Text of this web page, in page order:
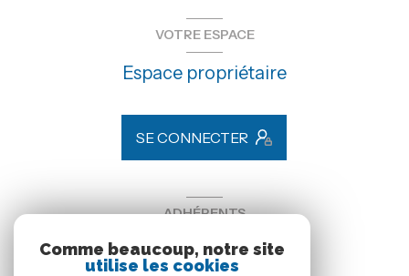
VOTRE ESPACE
Espace propriétaire
SE CONNECTER
ADHÉRENTS
Nous adhérons
Comme beaucoup, notre site
utilise les cookies